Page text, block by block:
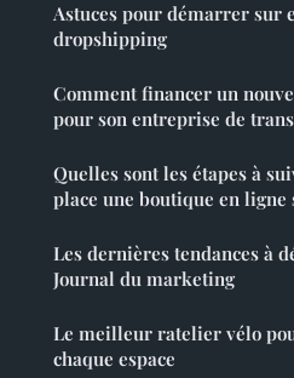
Astuces pour démarrer sur
dropshipping
Comment financer un
pour son entreprise de
Quelles sont les étapes à
place une boutique en ligne
Les dernières tendances à
Journal du marketing
Le meilleur ratelier vélo
chaque espace